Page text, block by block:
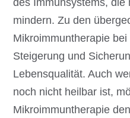
des Immunsystems, die
mindern. Zu den
Mikroimmuntherapie
Steigerung und
Lebensqualität. Auch
noch nicht heilbar ist,
Mikroimmuntherapie